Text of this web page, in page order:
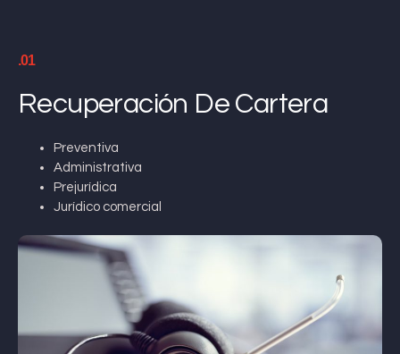
.01
Recuperación De Cartera
Preventiva
Administrativa
Prejurídica
Jurídico comercial